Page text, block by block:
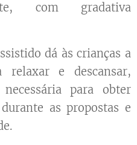
com gradativa
dá às crianças a
relaxar e descansar,
para obter
as propostas e